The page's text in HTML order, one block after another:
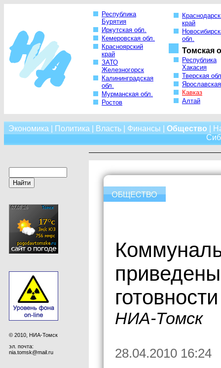
Республика
Бурятия
Иркутская обл.
Кемеровская обл.
Красноярский
край
ЗАТО
Железногорск
Калининградская
обл.
Мурманская обл.
Ростов
край
обл.
Томская
Республика
Хакасия
Тверская
Кавказ
Алтай
Экономика Политика Власть| Финансы Общество
© 2010, НИА-Томск
эл. почта:
nia.tomsk@mail.ru
готовности
НИА-Томск
28.04.2010 16:24